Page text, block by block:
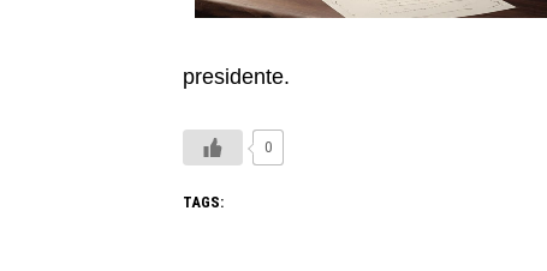
presidente.
0
TAGS: